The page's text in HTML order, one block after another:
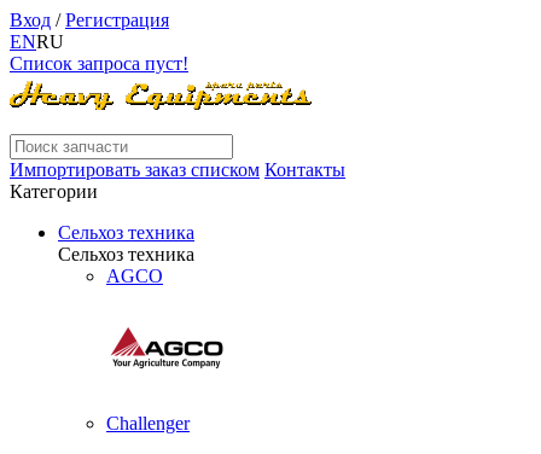
Вход /Регистрация
ENRU
Список запроса пуст!
Импортировать заказ списком Контакты
Категории
Сельхоз техника
Сельхоз техника
AGCO
Challenger